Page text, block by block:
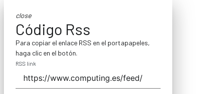
close
Código Rss
Para copiar el enlace RSS en el portapapeles,
haga clic en el botón.
RSS link